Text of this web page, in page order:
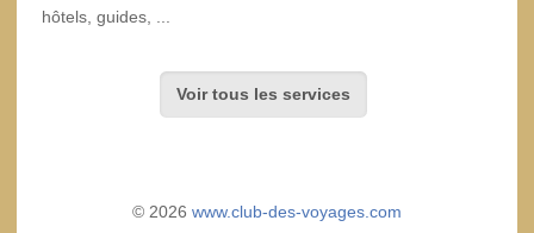
hôtels, guides, ...
Voir tous les services
© 2026 www.club-des-voyages.com